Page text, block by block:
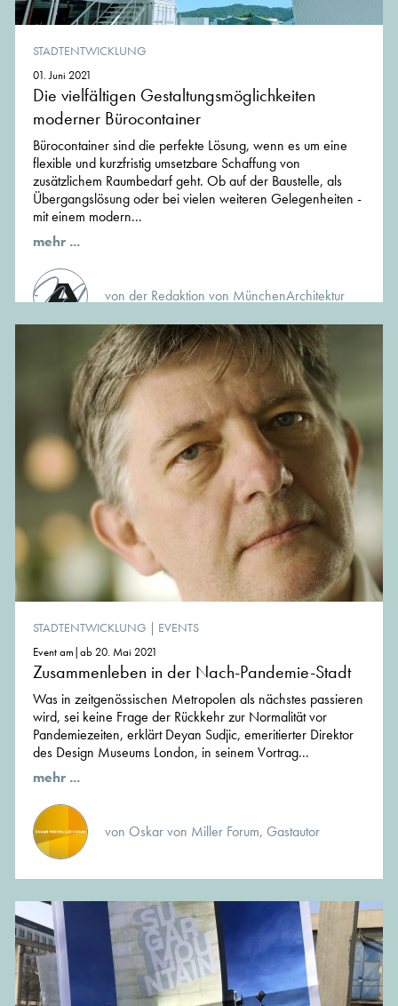
STADTENTWICKLUNG
01. Juni 2021
Die vielfältigen Gestaltungsmöglichkeiten
moderner Bürocontainer
Bürocontainer sind die perfekte Lösung, wenn es um eine
flexible und kurzfristig umsetzbare Schaffung von
zusätzlichem Raumbedarf geht. Ob auf der Baustelle, als
Übergangslösung oder bei vielen weiteren Gelegenheiten -
mit einem modern...
mehr ...
von der Redaktion von MünchenArchitektur
STADTENTWICKLUNG | EVENTS
Event am|ab 20. Mai 2021
Zusammenleben in der Nach-Pandemie-Stadt
Was in zeitgenössischen Metropolen als nächstes passieren
wird, sei keine Frage der Rückkehr zur Normalität vor
Pandemiezeiten, erklärt Deyan Sudjic, emeritierter Direktor
des Design Museums London, in seinem Vortrag...
mehr ...
von Oskar von Miller Forum, Gastautor